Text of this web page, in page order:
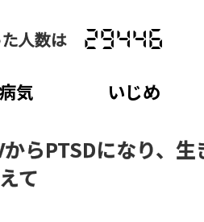
人数は 29446
病気 いじめ
からPTSDになり、
て